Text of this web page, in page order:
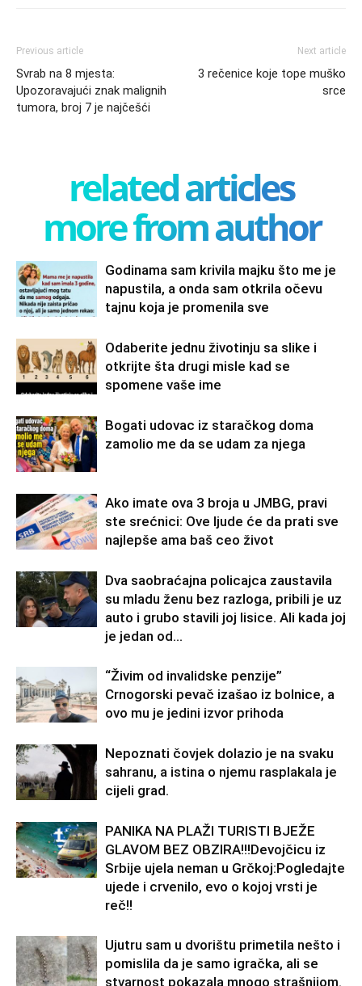
Previous article
Svrab na 8 mjesta:
Upozoravajući znak malignih
tumora, broj 7 je najčešći
Next article
3 rečenice koje tope muško
srce
related articles
more from author
Godinama sam krivila majku što me je
napustila, a onda sam otkrila očevu
tajnu koja je promenila sve
Odaberite jednu životinju sa slike i
otkrijte šta drugi misle kad se
spomene vaše ime
Bogati udovac iz staračkog doma
zamolio me da se udam za njega
Ako imate ova 3 broja u JMBG, pravi
ste srećnici: Ove ljude će da prati sve
najlepše ama baš ceo život
Dva saobraćajna policajca zaustavila
su mladu ženu bez razloga, pribili je uz
auto i grubo stavili joj lisice. Ali kada joj
je jedan od...
“Živim od invalidske penzije”
Crnogorski pevač izašao iz bolnice, a
ovo mu je jedini izvor prihoda
Nepoznati čovjek dolazio je na svaku
sahranu, a istina o njemu rasplakala je
cijeli grad.
PANIKA NA PLAŽI TURISTI BJEŽE
GLAVOM BEZ OBZIRA!!!Devojčicu iz
Srbije ujela neman u Grčkoj:Pogledajte
ujede i crvenilo, evo o kojoj vrsti je
reč!!
Ujutru sam u dvorištu primetila nešto i
pomislila da je samo igračka, ali se
stvarnost pokazala mnogo strašnijom.